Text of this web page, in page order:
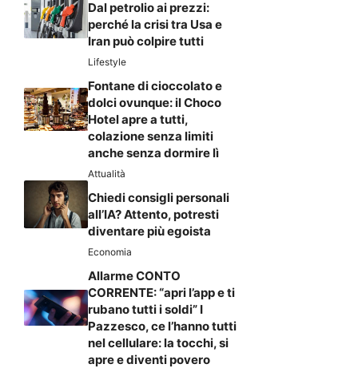
Dal petrolio ai prezzi:
perché la crisi tra Usa e
Iran può colpire tutti
Lifestyle
Fontane di cioccolato e
dolci ovunque: il Choco
Hotel apre a tutti,
colazione senza limiti
anche senza dormire lì
Attualità
Chiedi consigli personali
all’IA? Attento, potresti
diventare più egoista
Economia
Allarme CONTO
CORRENTE: “apri l’app e ti
rubano tutti i soldi” I
Pazzesco, ce l’hanno tutti
nel cellulare: la tocchi, si
apre e diventi povero